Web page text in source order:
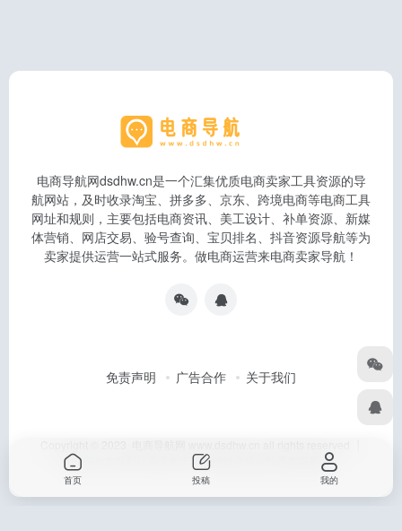
电商导航网dsdhw.cn是一个汇集优质电商卖家工具资源的导
航网站，及时收录淘宝、拼多多、京东、跨境电商等电商工具
网址和规则，主要包括电商资讯、美工设计、补单资源、新媒
体营销、网店交易、验号查询、宝贝排名、抖音资源导航等为
卖家提供运营一站式服务。做电商运营来电商卖家导航！
免责声明 广告合作 关于我们
本站所有文章和站点采集于互联网如有侵权联系客服删除
首页 投稿 我的